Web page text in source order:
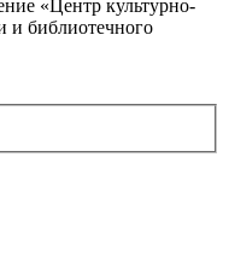
«Центр культурно-
и библиотечного